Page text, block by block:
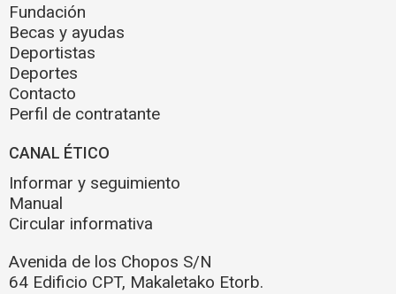
Fundación
Becas y ayudas
Deportistas
Deportes
Contacto
Perfil de contratante
CANAL ÉTICO
Informar y seguimiento
Manual
Circular informativa
Avenida de los Chopos S/N
64 Edificio CPT, Makaletako Etorb.